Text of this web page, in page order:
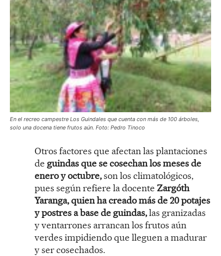
En el recreo campestre Los Guindales que cuenta con más de 100 árboles,
solo una docena tiene frutos aún. Foto: Pedro Tinoco
Otros factores que afectan las plantaciones
de guindas que se cosechan los meses de
enero y octubre,son los climatológicos,
pues según refiere la docente Zargóth
Yaranga, quien ha creado más de 20 potajes
y postres a base de guindas,las granizadas
y ventarrones arrancan los frutos aún
verdes impidiendo que lleguen a madurar
y ser cosechados.